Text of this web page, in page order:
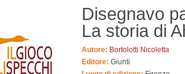
Disegnavo
La storia di
Autore: Bortolotti Nicoletta
Editore: Giunti